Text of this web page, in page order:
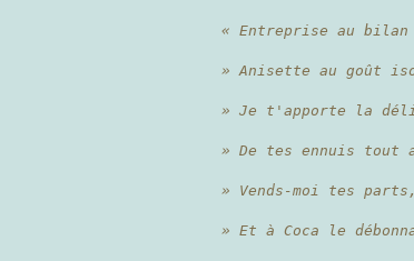
« Entreprise au
» Anisette au goût
» Je t'apporte la
» De tes ennuis tout
» Vends-moi tes
» Et à Coca le